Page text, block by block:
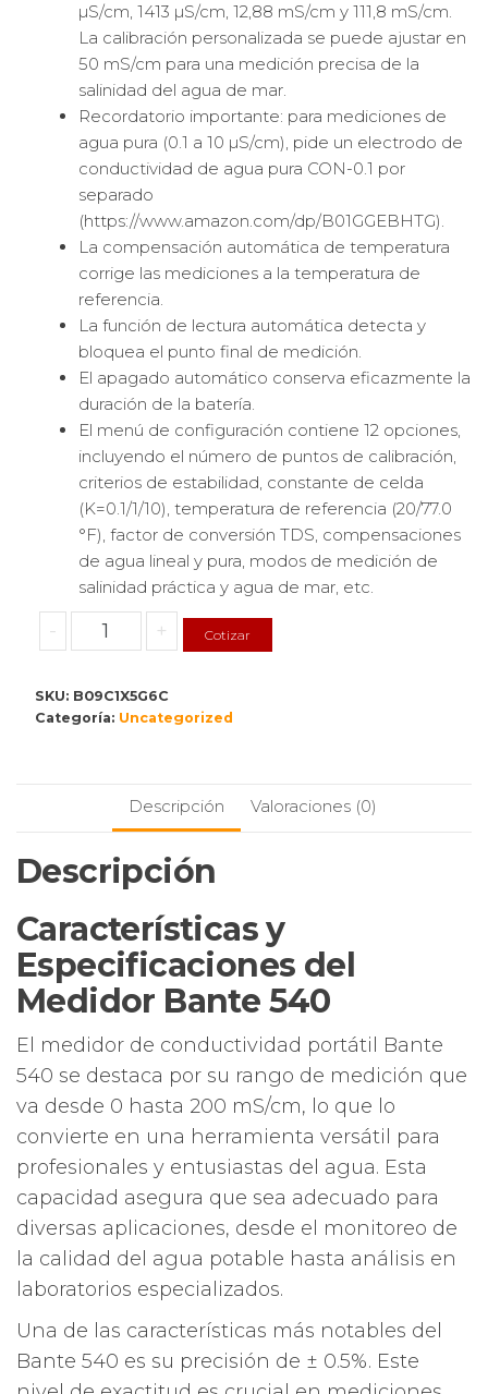
µS/cm, 1413 µS/cm, 12,88 mS/cm y 111,8 mS/cm.
La calibración personalizada se puede ajustar en
50 mS/cm para una medición precisa de la
salinidad del agua de mar.
Recordatorio importante: para mediciones de
agua pura (0.1 a 10 µS/cm), pide un electrodo de
conductividad de agua pura CON-0.1 por
separado
(https://www.amazon.com/dp/B01GGEBHTG).
La compensación automática de temperatura
corrige las mediciones a la temperatura de
referencia.
La función de lectura automática detecta y
bloquea el punto final de medición.
El apagado automático conserva eficazmente la
duración de la batería.
El menú de configuración contiene 12 opciones,
incluyendo el número de puntos de calibración,
criterios de estabilidad, constante de celda
(K=0.1/1/10), temperatura de referencia (20/77.0
°F), factor de conversión TDS, compensaciones
de agua lineal y pura, modos de medición de
salinidad práctica y agua de mar, etc.
-
Medidor
de
Portátil
Bante
Versatilidad
Mediciones
Agua
cantidad
+ Cotizar
SKU: B09C1X5G6C
Categoría: Uncategorized
Descripción Valoraciones (0)
Descripción
Características y
Especificaciones del
Medidor Bante 540
El medidor de conductividad portátil Bante
540 se destaca por su rango de medición que
va desde 0 hasta 200 mS/cm, lo que lo
convierte en una herramienta versátil para
profesionales y entusiastas del agua. Esta
capacidad asegura que sea adecuado para
diversas aplicaciones, desde el monitoreo de
la calidad del agua potable hasta análisis en
laboratorios especializados.
Una de las características más notables del
Bante 540 es su precisión de ± 0.5%. Este